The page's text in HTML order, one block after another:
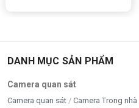
DANH MỤC SẢN PHẨM
Camera quan sát
Camera quan sát Camera Trong nhà